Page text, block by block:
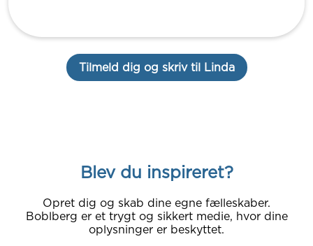
Tilmeld dig og skriv til Linda
Blev du inspireret?
Opret dig og skab dine egne fælleskaber.
Boblberg er et trygt og sikkert medie, hvor dine
oplysninger er beskyttet.